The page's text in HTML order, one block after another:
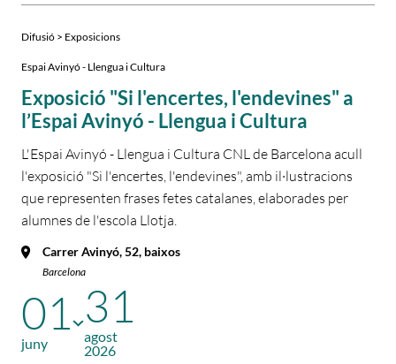
Difusió > Exposicions
Espai Avinyó - Llengua i Cultura
Exposició "Si l'encertes, l'endevines" a
l’Espai Avinyó - Llengua i Cultura
L'Espai Avinyó - Llengua i Cultura CNL de Barcelona acull
l'exposició "Si l'encertes, l'endevines", amb il·lustracions
que representen frases fetes catalanes, elaborades per
alumnes de l'escola Llotja.
Carrer Avinyó, 52, baixos
Barcelona
01
juny
31
agost
2026